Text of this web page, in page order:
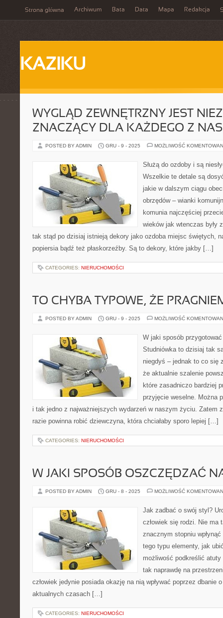
Strona główna Archiwum Bata Data Mapa Redakcja
KAZIKU
WYGLĄD ZEWNĘTRZNY JEST
ZNACZĄCY DLA KAŻDEGO Z NAS
POSTED BY ADMIN GRU - 9 - 2025 MOŻLIWOŚĆ
Służą do ozdoby i są
Wszelkie te detale są
jakie w dalszym ciągu
obrzędów – wianki
komunia najczęściej
wieków jak wtenczas były
tak stąd po dzisiaj istnieją dekory jako ozdoba miejsc świętych,
popiersia bądź też płaskorzeźby. Są to dekory, które jakby […]
CATEGORIES: NIERUCHOMOŚCI
TO CHYBA TYPOWE, ŻE
POSTED BY ADMIN GRU - 9 - 2025 MOŻLIWOŚĆ
W jaki sposób
Studniówka to dzisiaj tak
niegdyś – jednak to co się
że aktualnie szalenie
które zasadniczo bardziej
przyjęcie weselne. Można
i tak jedno z najważniejszych wydarzeń w naszym życiu. Zatem
razie powinna robić dziewczyna, która chciałaby sporo lepiej […]
CATEGORIES: NIERUCHOMOŚCI
W JAKI SPOSÓB OSZCZĘDZAĆ
POSTED BY ADMIN GRU - 8 - 2025 MOŻLIWOŚĆ
Jak zadbać o swój styl?
człowiek się rodzi. Nie ma
znacznym stopniu
tego typu elementy, jak
możliwość podkreślić atuty
tak naprawdę na
człowiek jedynie posiada okazję na nią wpływać poprzez dbanie
aktualnych czasach […]
CATEGORIES: NIERUCHOMOŚCI